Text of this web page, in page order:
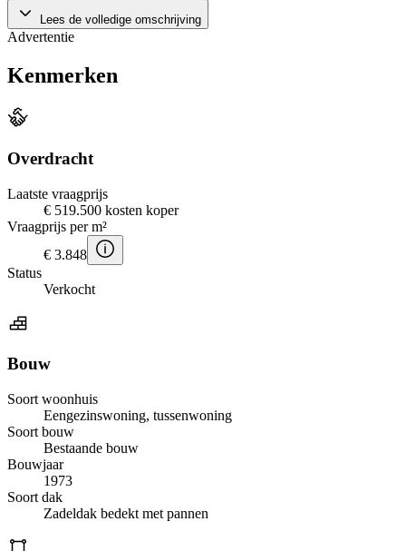
Lees de volledige omschrijving
Advertentie
Kenmerken
Overdracht
Laatste vraagprijs
€ 519.500 kosten koper
Vraagprijs per m²
€ 3.848
Status
Verkocht
Bouw
Soort woonhuis
Eengezinswoning, tussenwoning
Soort bouw
Bestaande bouw
Bouwjaar
1973
Soort dak
Zadeldak bedekt met pannen